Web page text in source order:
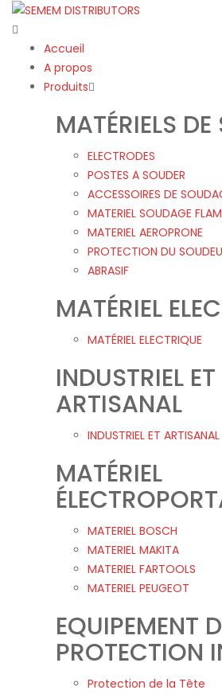
Accueil
A propos
Produits
MATÉRIELS
ELECTRODES
POSTES A SOUDER
ACCESSOIRES DE
MATERIEL SOUDAGE
MATERIEL AEROPRONE
PROTECTION DU
ABRASIF
MATÉRIEL
MATÉRIEL ELECTRIQUE
INDUSTRIEL ET
ARTISANAL
INDUSTRIEL ET ARTISANAL
MATÉRIEL
MATERIEL BOSCH
MATERIEL MAKITA
MATERIEL FARTOOLS
MATERIEL PEUGEOT
EQUIPEMENT
PROTECTION
Protection de la Tête